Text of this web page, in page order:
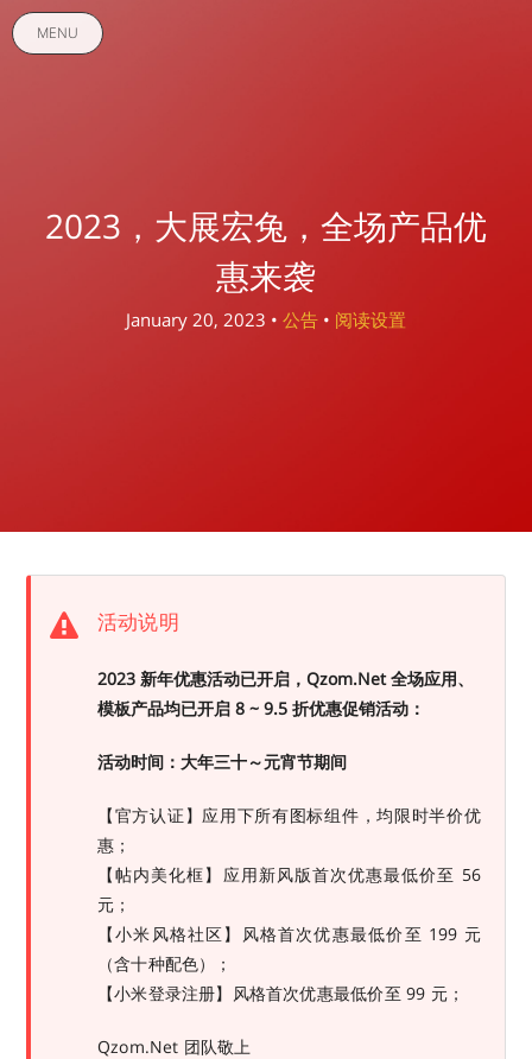
MENU
2023，大展宏兔，全场产品优
惠来袭
January 20, 2023 • 公告• 阅读设置
活动说明
2023 新年优惠活动已开启，Qzom.Net 全场应用、
模板产品均已开启 8 ~ 9.5 折优惠促销活动：
活动时间：大年三十～元宵节期间
【官方认证】应用下所有图标组件，均限时半价优
惠；
【帖内美化框】应用新风版首次优惠最低价至 56
元；
【小米风格社区】风格首次优惠最低价至 199 元
（含十种配色）；
【小米登录注册】风格首次优惠最低价至 99 元；
Qzom.Net 团队敬上